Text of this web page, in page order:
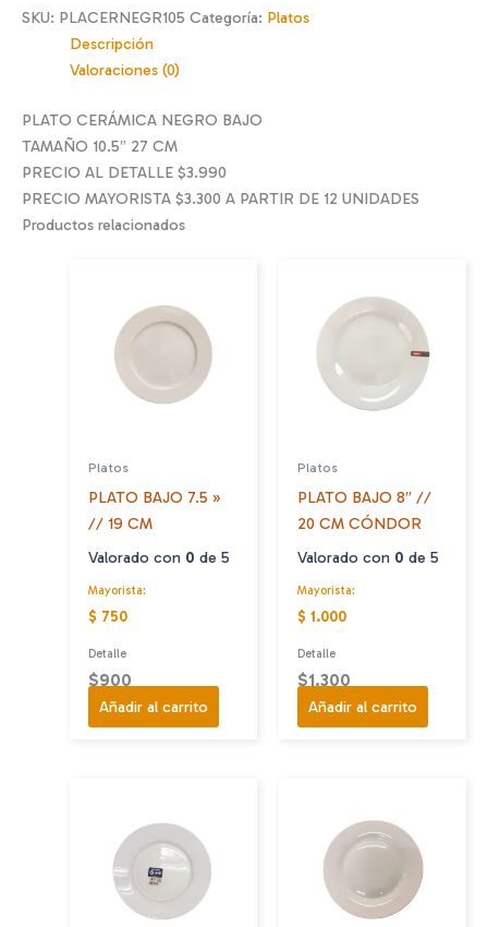
SKU: PLACERNEGR105 Categoría: Platos
Descripción
Valoraciones (0)
PLATO CERÁMICA NEGRO BAJO
TAMAÑO 10.5″ 27 CM
PRECIO AL DETALLE $3.990
PRECIO MAYORISTA $3.300 A PARTIR DE 12 UNIDADES
Productos relacionados
Platos
PLATO BAJO 7.5 »
// 19 CM
Valorado con 0 de 5
Mayorista:
$ 750
Detalle
$900
Añadir al carrito
Platos
PLATO BAJO 8″ //
20 CM CÓNDOR
Valorado con 0 de 5
Mayorista:
$ 1.000
Detalle
$1.300
Añadir al carrito